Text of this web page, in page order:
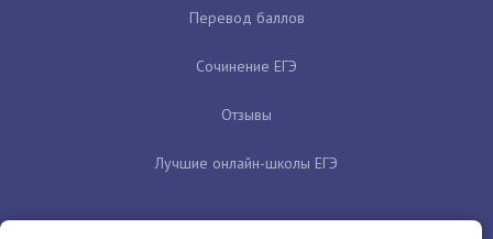
Перевод баллов
Сочинение ЕГЭ
Отзывы
Лучшие онлайн-школы ЕГЭ